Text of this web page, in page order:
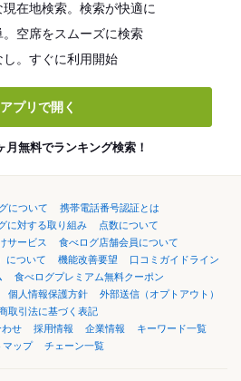
現在地検索。検索が快適に
。空席をスムーズに検索
し。すぐに利用開始
アプリで開く
月無料でランキング検索！
について
携帯電話番号認証とは
に対する取り組み
点数について
サービス
食べログ店舗会員について
について
機能改善要望
口コミガイドライン
食べログプレミアム無料クーポン
個人情報保護方針
外部送信（オプトアウト）
取引法に基づく表記
せ 採用情報 企業情報
キーワード一覧
マップ
チェーン一覧